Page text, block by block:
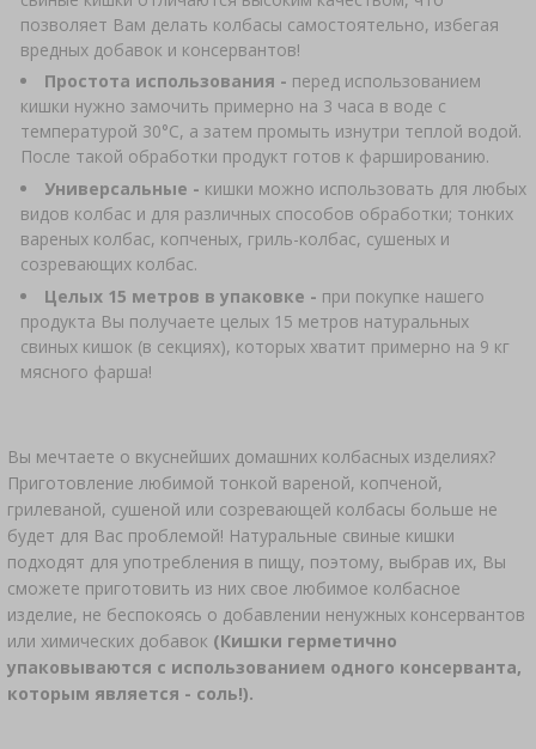
ЗАКВАСКИ БАКТЕРИАЛЬНЫЕ
ЛИТЕРАТУРА ПО КОЛБАСНОМУ ДЕЛУ
АРОМАТ КОПТИЛЬНОГО ДЫМА
БУТЫЛКИ ›
БУТЫЛИ С УЗКИМ ГОРЛЫШКОМ ›
СТЕЛЛАЖИ
АРОМАТИЗАЦИЯ ›
ЛИТЕРАТУРА
АНАЛИЗ ВИНА
ЭТИКЕТКИ
АНАЛИЗ АЛКОГОЛЯ
ЛИТЕРАТУРА
АВТОТОВАРЫ
позволяет Вам делать колбасы самостоятельно, избегая
вредных добавок и консервантов!
Простота использования - перед использованием
кишки нужно замочить примерно на 3 часа в воде с
температурой 30°C, а затем промыть изнутри теплой водой.
После такой обработки продукт готов к фаршированию.
Универсальные - кишки можно использовать для любых
видов колбас и для различных способов обработки; тонких
вареных колбас, копченых, гриль-колбас, сушеных и
созревающих колбас.
Целых 15 метров в упаковке - при покупке нашего
продукта Вы получаете целых 15 метров натуральных
свиных кишок (в секциях), которых хватит примерно на 9 кг
мясного фарша!
Вы мечтаете о вкуснейших домашних колбасных изделиях?
Приготовление любимой тонкой вареной, копченой,
грилеваной, сушеной или созревающей колбасы больше не
будет для Вас проблемой! Натуральные свиные кишки
подходят для употребления в пищу, поэтому, выбрав их, Вы
сможете приготовить из них свое любимое колбасное
изделие, не беспокоясь о добавлении ненужных консервантов
или химических добавок (Кишки герметично
упаковываются с использованием одного консерванта,
которым является - соль!).